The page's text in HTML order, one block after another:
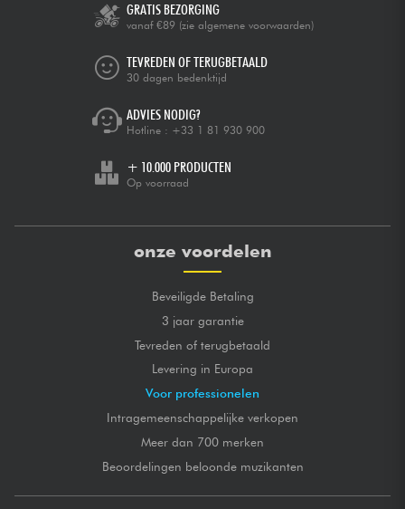
GRATIS BEZORGING
vanaf €89 (zie algemene voorwaarden)
TEVREDEN OF TERUGBETAALD
30 dagen bedenktijd
ADVIES NODIG?
Hotline : +33 1 81 930 900
+ 10.000 PRODUCTEN
Op voorraad
onze voordelen
Beveiligde Betaling
3 jaar garantie
Tevreden of terugbetaald
Levering in Europa
Voor professionelen
Intragemeenschappelijke verkopen
Meer dan 700 merken
Beoordelingen beloonde muzikanten